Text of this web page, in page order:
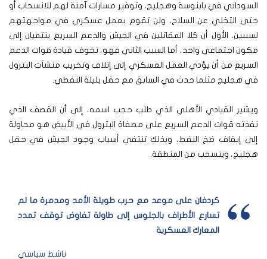
السوداني في بابنوسة وهجليج، وتوفير مسارات آمنة لهم للانسحاب أو
حتى التخلي عن السلاح، ولن تقوم بعمل عسكري في مواجهتهم
لسببين، الأول أن كلا المقاتلين في الجيش والدعم السريع ينتميان إلى
مكون اجتماعي واحد، أما السبب الثاني فهو، تخوف قيادة قوات الدعم
السريع من أن يؤدي العمل العسكري إلى إتلاف وتخريب منشآت البترول
في هجليج مثلما حدث في السابق مع حقل بليلة النفطي.
ويشير القيادي الأهلي الذي طلب حجب اسمه، إلى أن القصف الذي
نفذته قوات الدعم السريع على مصفاة البترول في الأبيض هو محاولة
إلى إيقاف ضخ النفط، وبذلك تنتفي أسباب وجود الجيش في حقل
هجليج، وينسحب من المنطقة.
كردفان على موعد مع حرب طويلة الأمد ومدمرة ما لم
تسارع الأطراف بالجلوس إلى طاولة تفاوض توقف تمدد
المعارك العسكرية
ناشط سياسي